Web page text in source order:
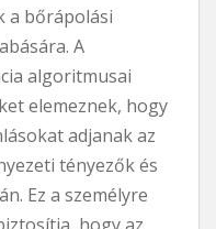
a bőrápolási
A
algoritmusai
elemeznek, hogy
adjanak az
tényezők és
Ez a személyre
hogy az